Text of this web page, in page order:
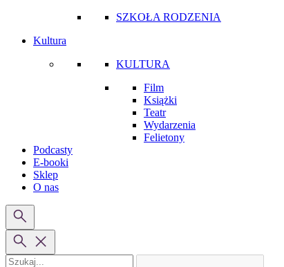
SZKOŁA RODZENIA
Kultura
KULTURA
Film
Książki
Teatr
Wydarzenia
Felietony
Podcasty
E-booki
Sklep
O nas